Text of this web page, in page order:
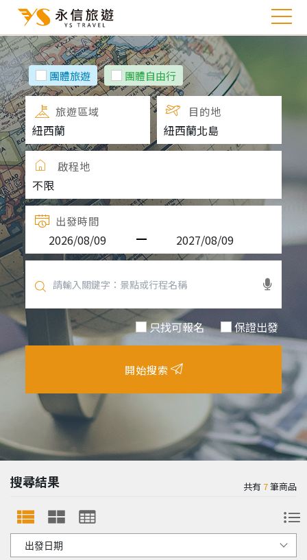
團體旅遊 團體自由行
旅遊區域 目的地
啟程地
出發時間
只找可報名 保證出發
開始搜索
搜尋結果 共有7筆商品